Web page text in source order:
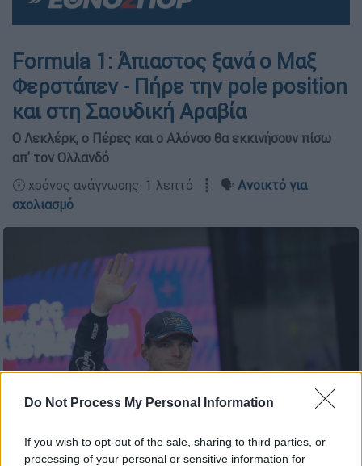
Do Not Process My Personal Information
If you wish to opt-out of the sale, sharing to third parties, or
processing of your personal or sensitive information for
Formula 1: Άπιαστος ξανά ο Μαξ
Φερστάπεν - Πήρε την pole position
και στη Σαουδική Αραβία
Ο Λεκλέρκ, ο Πέρες και ο Αλόνσο θα εκκινήσουν πίσω
απ' τον Ολλανδό
🕛 χρόνος ανάγνωσης: 1 λεπτό ┋ 🗣️ Ανοικτό για
σχολιασμό
AP